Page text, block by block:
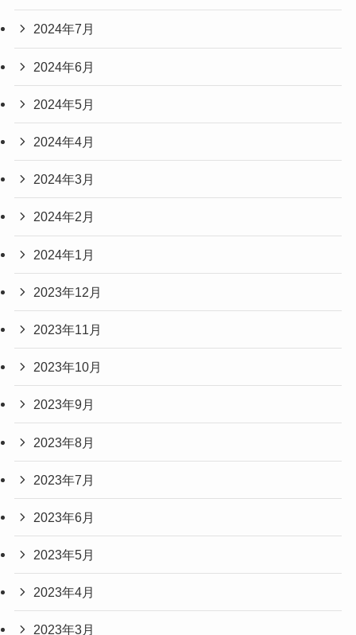
2024年7月
2024年6月
2024年5月
2024年4月
2024年3月
2024年2月
2024年1月
2023年12月
2023年11月
2023年10月
2023年9月
2023年8月
2023年7月
2023年6月
2023年5月
2023年4月
2023年3月